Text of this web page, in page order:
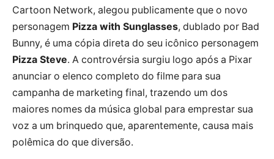
Cartoon Network, alegou publicamente que o novo
personagem Pizza with Sunglasses, dublado por Bad
Bunny, é uma cópia direta do seu icônico personagem
Pizza Steve. A controvérsia surgiu logo após a Pixar
anunciar o elenco completo do filme para sua
campanha de marketing final, trazendo um dos
maiores nomes da música global para emprestar sua
voz a um brinquedo que, aparentemente, causa mais
polêmica do que diversão.